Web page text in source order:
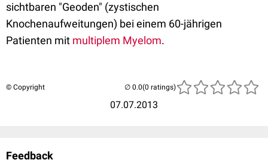
sichtbaren "Geoden" (zystischen
Knochenaufweitungen) bei einem 60-jährigen
Patienten mit multiplem Myelom.
© Copyright
07.07.2013
(0 ratings)
Feedback